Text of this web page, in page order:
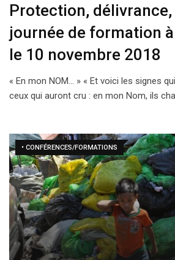
Protection,
journée de formation
le 10 novembre 2018
« En mon NOM… » « Et voici les signes
ceux qui auront cru : en mon Nom, ils
• CONFÉRENCES/FORMATIONS